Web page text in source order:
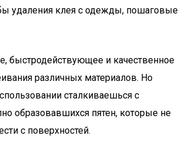
удаления клея с одежды, пошаговые
быстродействующее и качественное
различных материалов. Но
сталкиваешься с
образовавшихся пятен, которые не
с поверхностей.